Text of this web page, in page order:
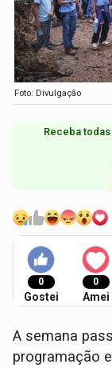
Foto: Divulgação
Receba
0
Gostei
0
Amei
A semana
programação